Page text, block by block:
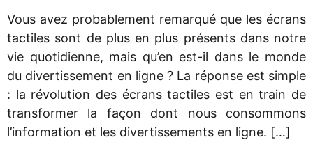
Vous avez probablement remarqué que les écrans
tactiles sont de plus en plus présents dans notre
vie quotidienne, mais qu’en est-il dans le monde
du divertissement en ligne ? La réponse est simple
: la révolution des écrans tactiles est en train de
transformer la façon dont nous consommons
l’information et les divertissements en ligne. […]